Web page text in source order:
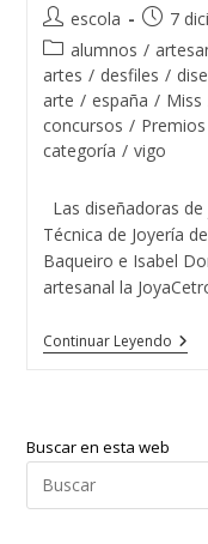
Autor
de
la
entrada:
escola
de
la
entrada:
7
Categoría
de
la
entrada:
alumnos /
artes / desfiles /
arte / españa / Miss
concursos /
categoría / vigo
Las diseñadoras
Técnica de Joyería
Baqueiro e Isabel
artesanal la
Continuar LeyendoEl
Las
De
Buscar en esta web